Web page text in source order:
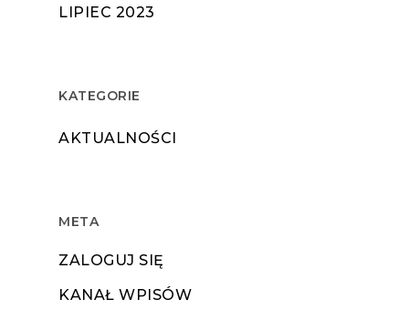
LIPIEC 2023
KATEGORIE
AKTUALNOŚCI
META
ZALOGUJ SIĘ
KANAŁ WPISÓW